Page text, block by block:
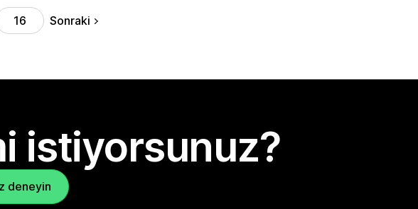
16 Sonraki
istiyorsunuz?
deneyin